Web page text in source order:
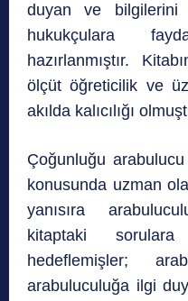
duyan ve bilgilerini
hukukçulara
hazırlanmıştır.
ölçüt öğreticilik ve
akılda kalıcılığı
Çoğunluğu
konusunda uzman
yanısıra
kitaptaki
hedeflemişler;
arabuluculuğa ilgi